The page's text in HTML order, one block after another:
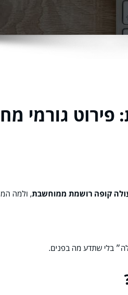
גורמי
קופה רושמת ממוחשבת, ולמה
בלי שתדע מה בפנים.